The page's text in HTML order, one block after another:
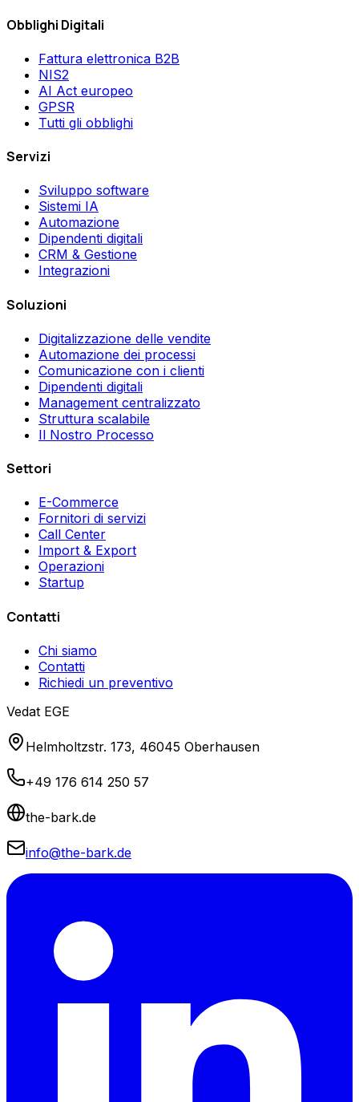
Obblighi Digitali
Fattura elettronica B2B
NIS2
AI Act europeo
GPSR
Tutti gli obblighi
Servizi
Sviluppo software
Sistemi IA
Automazione
Dipendenti digitali
CRM & Gestione
Integrazioni
Soluzioni
Digitalizzazione delle vendite
Automazione dei processi
Comunicazione con i clienti
Dipendenti digitali
Management centralizzato
Struttura scalabile
Il Nostro Processo
Settori
E-Commerce
Fornitori di servizi
Call Center
Import & Export
Operazioni
Startup
Contatti
Chi siamo
Contatti
Richiedi un preventivo
Vedat EGE
Helmholtzstr. 173, 46045 Oberhausen
+49 176 614 250 57
the-bark.de
info@the-bark.de